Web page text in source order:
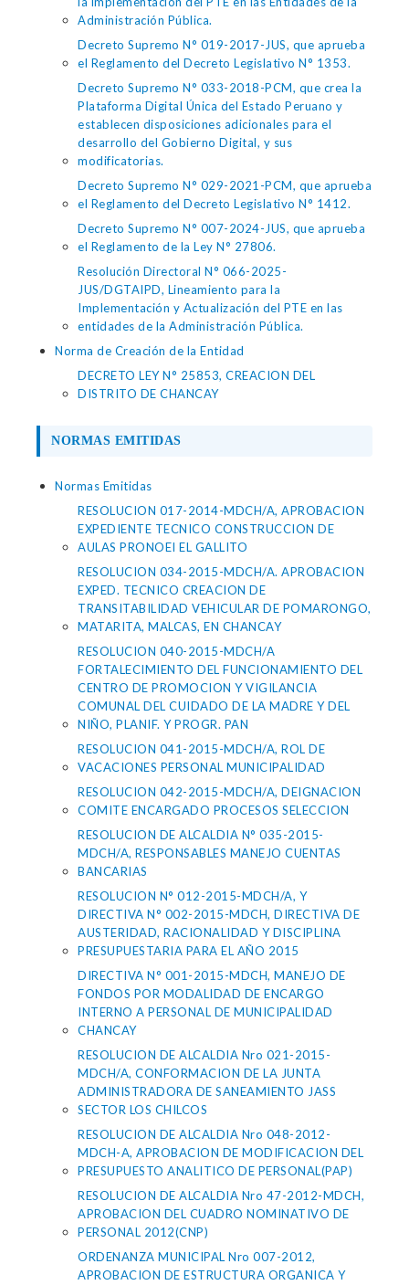
Administración Pública.
Decreto Supremo N° 019-2017-JUS, que aprueba
el Reglamento del Decreto Legislativo N° 1353.
Decreto Supremo N° 033-2018-PCM, que crea la
Plataforma Digital Única del Estado Peruano y
establecen disposiciones adicionales para el
desarrollo del Gobierno Digital, y sus
modificatorias.
Decreto Supremo N° 029-2021-PCM, que aprueba
el Reglamento del Decreto Legislativo N° 1412.
Decreto Supremo N° 007-2024-JUS, que aprueba
el Reglamento de la Ley N° 27806.
Resolución Directoral N° 066-2025-
JUS/DGTAIPD, Lineamiento para la
Implementación y Actualización del PTE en las
entidades de la Administración Pública.
Norma de Creación de la Entidad
DECRETO LEY N° 25853, CREACION DEL
DISTRITO DE CHANCAY
NORMAS EMITIDAS
Normas Emitidas
RESOLUCION 017-2014-MDCH/A, APROBACION
EXPEDIENTE TECNICO CONSTRUCCION DE
AULAS PRONOEI EL GALLITO
RESOLUCION 034-2015-MDCH/A. APROBACION
EXPED. TECNICO CREACION DE
TRANSITABILIDAD VEHICULAR DE POMARONGO,
MATARITA, MALCAS, EN CHANCAY
RESOLUCION 040-2015-MDCH/A
FORTALECIMIENTO DEL FUNCIONAMIENTO DEL
CENTRO DE PROMOCION Y VIGILANCIA
COMUNAL DEL CUIDADO DE LA MADRE Y DEL
NIÑO, PLANIF. Y PROGR. PAN
RESOLUCION 041-2015-MDCH/A, ROL DE
VACACIONES PERSONAL MUNICIPALIDAD
RESOLUCION 042-2015-MDCH/A, DEIGNACION
COMITE ENCARGADO PROCESOS SELECCION
RESOLUCION DE ALCALDIA N° 035-2015-
MDCH/A, RESPONSABLES MANEJO CUENTAS
BANCARIAS
RESOLUCION N° 012-2015-MDCH/A, Y
DIRECTIVA N° 002-2015-MDCH, DIRECTIVA DE
AUSTERIDAD, RACIONALIDAD Y DISCIPLINA
PRESUPUESTARIA PARA EL AÑO 2015
DIRECTIVA N° 001-2015-MDCH, MANEJO DE
FONDOS POR MODALIDAD DE ENCARGO
INTERNO A PERSONAL DE MUNICIPALIDAD
CHANCAY
RESOLUCION DE ALCALDIA Nro 021-2015-
MDCH/A, CONFORMACION DE LA JUNTA
ADMINISTRADORA DE SANEAMIENTO JASS
SECTOR LOS CHILCOS
RESOLUCION DE ALCALDIA Nro 048-2012-
MDCH-A, APROBACION DE MODIFICACION DEL
PRESUPUESTO ANALITICO DE PERSONAL(PAP)
RESOLUCION DE ALCALDIA Nro 47-2012-MDCH,
APROBACION DEL CUADRO NOMINATIVO DE
PERSONAL 2012(CNP)
ORDENANZA MUNICIPAL Nro 007-2012,
APROBACION DE ESTRUCTURA ORGANICA Y